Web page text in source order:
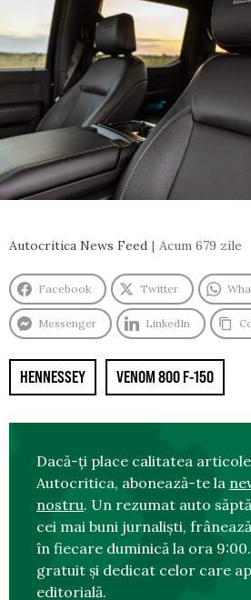
Autocritica News Feed Acum 679 zile
Facebook Twitter
Messenger LinkedIn
HENNESSEY VENOM 800 F-150
Dacă-ți place calitatea
Autocritica, abonează-te la
nostru. Un rezumat auto
cei mai buni jurnaliști,
în fiecare duminică la ora
gratuit și dedicat celor care
editorială.